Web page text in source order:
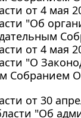
от 4 мая
"Об
от 4 мая
"О
Собранием
от 30
"Об